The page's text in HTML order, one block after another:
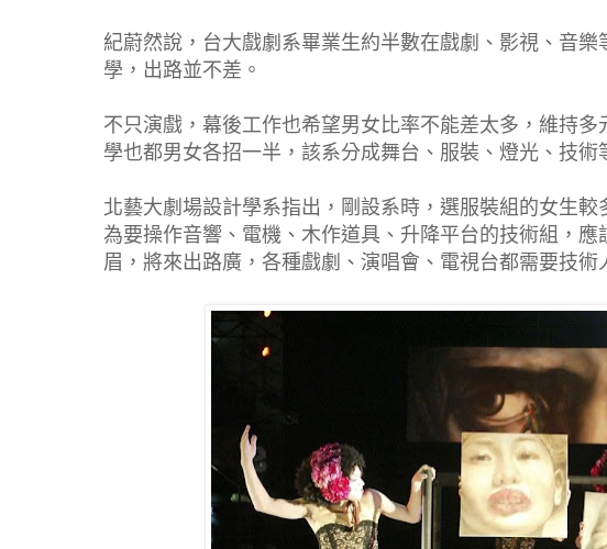
紀蔚然說，台大戲劇系畢業生約半數在戲劇、影視、音
學，出路並不差。
不只演戲，幕後工作也希望男女比率不能差太多，維持
學也都男女各招一半，該系分成舞台、服裝、燈光、技
北藝大劇場設計學系指出，剛設系時，選服裝組的女生
為要操作音響、電機、木作道具、升降平台的技術組，
眉，將來出路廣，各種戲劇、演唱會、電視台都需要技術